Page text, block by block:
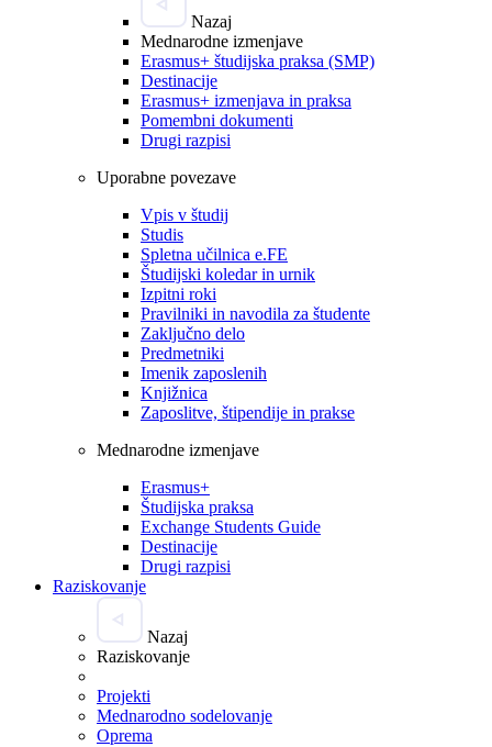
Nazaj
Mednarodne izmenjave
Erasmus+ študijska praksa (SMP)
Destinacije
Erasmus+ izmenjava in praksa
Pomembni dokumenti
Drugi razpisi
Uporabne povezave
Vpis v študij
Studis
Spletna učilnica e.FE
Študijski koledar in urnik
Izpitni roki
Pravilniki in navodila za študente
Zaključno delo
Predmetniki
Imenik zaposlenih
Knjižnica
Zaposlitve, štipendije in prakse
Mednarodne izmenjave
Erasmus+
Študijska praksa
Exchange Students Guide
Destinacije
Drugi razpisi
Raziskovanje
Nazaj
Raziskovanje
Projekti
Mednarodno sodelovanje
Oprema